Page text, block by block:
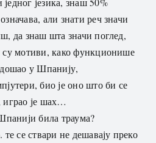
али знати реч значи
да знаш шта значи поглед,
су мотиви, како функционише
у Шпанију,
био је оно што би се
играо је шах…
била траума?
се ствари не дешавају преко